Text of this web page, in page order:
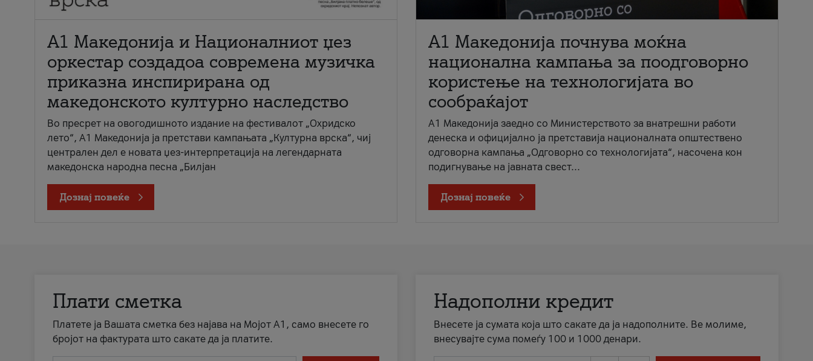
А1 Македонија и Националниот џез
оркестар создадоа современа музичка
приказна инспирирана од
македонското културно наследство
Во пресрет на овогодишното издание на фестивалот „Охридско
лето“, А1 Македонија ја претстави кампањата „Културна врска“, чиј
централен дел е новата џез-интерпретација на легендарната
македонска народна песна „Билјан
Дознај повеќе
A1 Македонија почнува моќна
национална кампања за поодговорно
користење на технологијата во
сообраќајот
A1 Македонија заедно со Министерството за внатрешни работи
денеска и официјално ја претставија националната општествено
одговорна кампања „Одговорно со технологијата“, насочена кон
подигнување на јавната свест...
Дознај повеќе
Плати сметка
Платете ја Вашата сметка без најава на Мојот А1, само внесете го
бројот на фактурата што сакате да ја платите.
Надополни кредит
Внесете ја сумата која што сакате да ја надополните. Ве молиме,
внесувајте сума помеѓу 100 и 1000 денари.